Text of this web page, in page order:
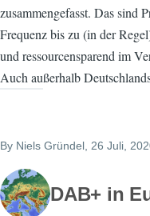
zusammengefasst. Das sind
Frequenz bis zu (in der
und ressourcensparend im
Auch außerhalb
By Niels Gründel , 26 Juli,
DAB+ in